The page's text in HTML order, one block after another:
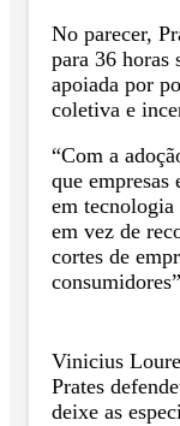
No parecer,
para 36 horas
apoiada por
coletiva e
“Com a
que empresas
em tecnologia
em vez de
cortes de
Vinicius
Prates
deixe as